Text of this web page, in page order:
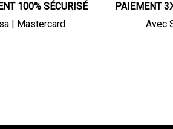
100% SÉCURISÉ
| Mastercard
PAIEMENT
Avec